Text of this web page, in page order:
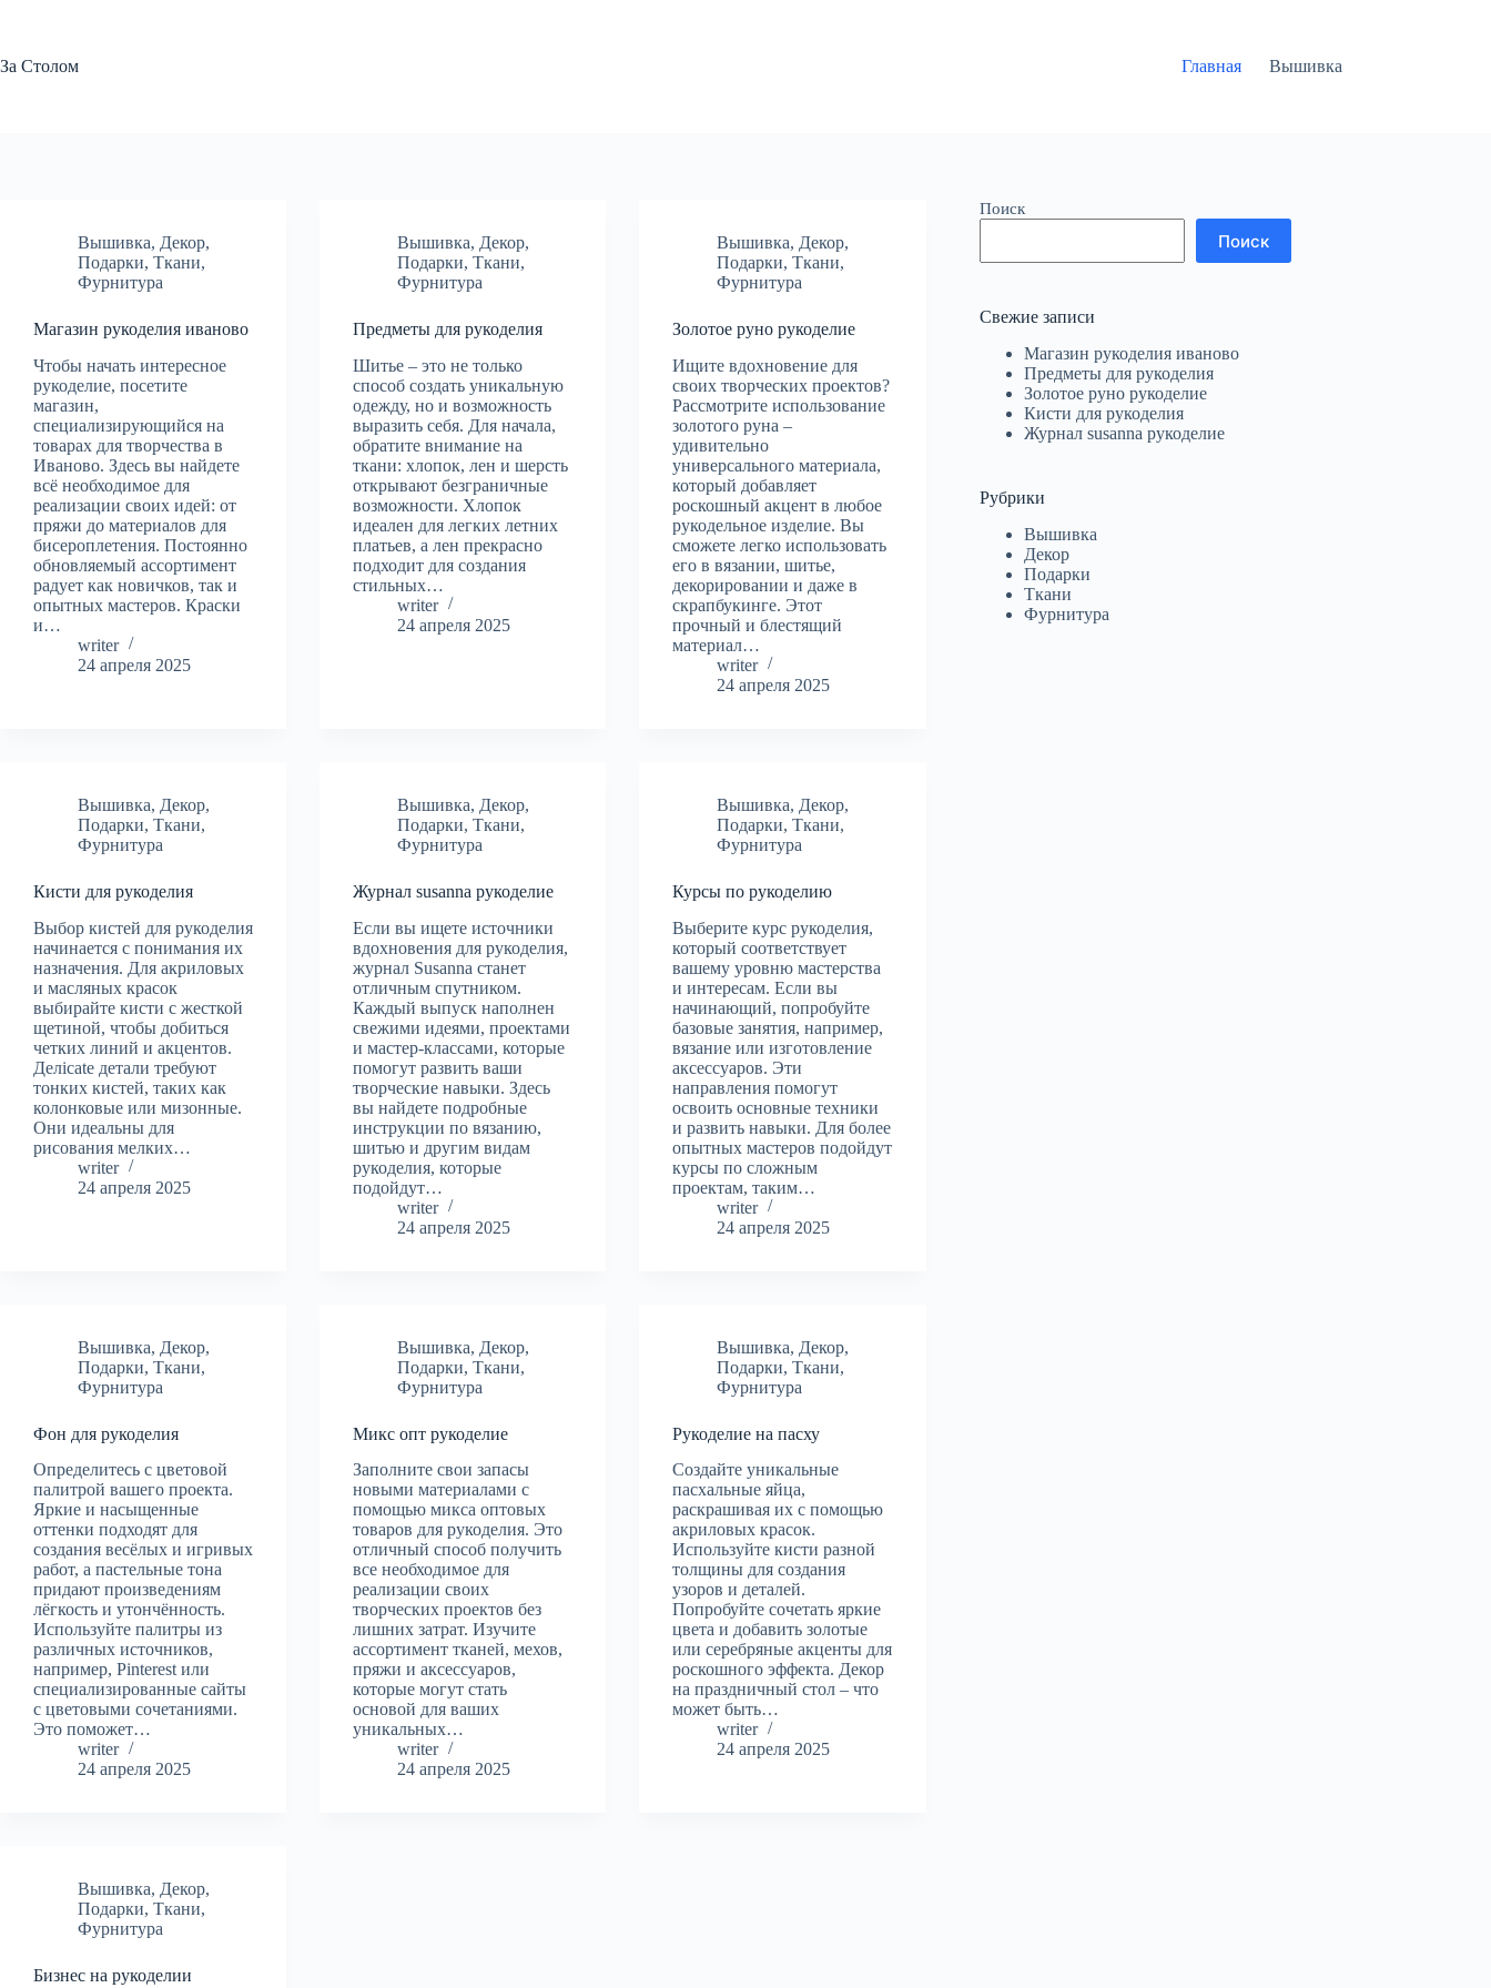
За Столом
Главная Вышивка
Вышивка, Декор,
Подарки, Ткани,
Фурнитура
Магазин рукоделия иваново
Чтобы начать интересное
рукоделие, посетите
магазин,
специализирующийся на
товарах для творчества в
Иваново. Здесь вы найдете
всё необходимое для
реализации своих идей: от
пряжи до материалов для
бисероплетения. Постоянно
обновляемый ассортимент
радует как новичков, так и
опытных мастеров. Краски
и…
writer
24 апреля 2025
Вышивка, Декор,
Подарки,Ткани,
Фурнитура
Предметы для рукоделия
Шитье – это не только
способ создать уникальную
одежду, но и возможность
выразить себя. Для начала,
обратите внимание на
ткани: хлопок, лен и шерсть
открывают безграничные
возможности. Хлопок
идеален для легких летних
платьев, а лен прекрасно
подходит для создания
стильных…
writer
24 апреля 2025
Вышивка, Декор,
Подарки,Ткани,
Фурнитура
Золотое руно рукоделие
Ищите вдохновение для
своих творческих проектов?
Рассмотрите использование
золотого руна –
удивительно
универсального материала,
который добавляет
роскошный акцент в любое
рукодельное изделие. Вы
сможете легко использовать
его в вязании, шитье,
декорировании и даже в
скрапбукинге. Этот
прочный и блестящий
материал…
writer
24 апреля 2025
Вышивка, Декор,
Подарки, Ткани,
Фурнитура
Кисти для рукоделия
Выбор кистей для рукоделия
начинается с понимания их
назначения. Для акриловых
и масляных красок
выбирайте кисти с жесткой
щетиной, чтобы добиться
четких линий и акцентов.
Делicate детали требуют
тонких кистей, таких как
колонковые или мизонные.
Они идеальны для
рисования мелких…
writer
24 апреля 2025
Вышивка, Декор,
Подарки,Ткани,
Фурнитура
Журнал susanna рукоделие
Если вы ищете источники
вдохновения для рукоделия,
журнал Susanna станет
отличным спутником.
Каждый выпуск наполнен
свежими идеями, проектами
и мастер-классами, которые
помогут развить ваши
творческие навыки. Здесь
вы найдете подробные
инструкции по вязанию,
шитью и другим видам
рукоделия, которые
подойдут…
writer
24 апреля 2025
Вышивка, Декор,
Подарки,Ткани,
Фурнитура
Курсы по рукоделию
Выберите курс рукоделия,
который соответствует
вашему уровню мастерства
и интересам. Если вы
начинающий, попробуйте
базовые занятия, например,
вязание или изготовление
аксессуаров. Эти
направления помогут
освоить основные техники
и развить навыки. Для более
опытных мастеров подойдут
курсы по сложным
проектам, таким…
writer
24 апреля 2025
Вышивка, Декор,
Подарки, Ткани,
Фурнитура
Фон для рукоделия
Определитесь с цветовой
палитрой вашего проекта.
Яркие и насыщенные
оттенки подходят для
создания весёлых и игривых
работ, а пастельные тона
придают произведениям
лёгкость и утончённость.
Используйте палитры из
различных источников,
например, Pinterest или
специализированные сайты
с цветовыми сочетаниями.
Это поможет…
writer
24 апреля 2025
Вышивка, Декор,
Подарки,Ткани,
Фурнитура
Микс опт рукоделие
Заполните свои запасы
новыми материалами с
помощью микса оптовых
товаров для рукоделия. Это
отличный способ получить
все необходимое для
реализации своих
творческих проектов без
лишних затрат. Изучите
ассортимент тканей, мехов,
пряжи и аксессуаров,
которые могут стать
основой для ваших
уникальных…
writer
24 апреля 2025
Вышивка, Декор,
Подарки,Ткани,
Фурнитура
Рукоделие на пасху
Создайте уникальные
пасхальные яйца,
раскрашивая их с помощью
акриловых красок.
Используйте кисти разной
толщины для создания
узоров и деталей.
Попробуйте сочетать яркие
цвета и добавить золотые
или серебряные акценты для
роскошного эффекта. Декор
на праздничный стол – что
может быть…
writer
24 апреля 2025
Вышивка, Декор,
Подарки, Ткани,
Фурнитура
Бизнес на рукоделии
Поиск
Поиск
Свежие записи
Магазин рукоделия иваново
Предметы для рукоделия
Золотое руно рукоделие
Кисти для рукоделия
Журнал susanna рукоделие
Рубрики
Вышивка
Декор
Подарки
Ткани
Фурнитура